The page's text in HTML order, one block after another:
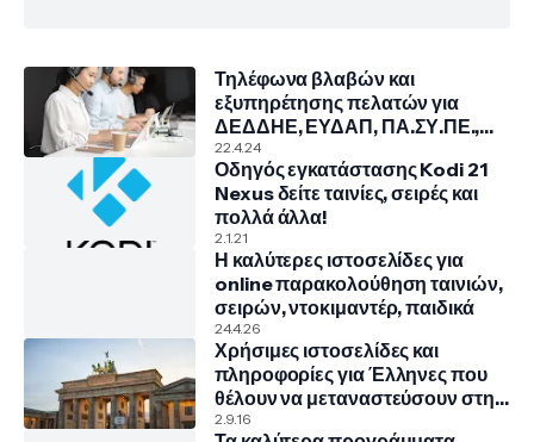
Τηλέφωνα βλαβών και
εξυπηρέτησης πελατών για
ΔΕΔΔΗΕ, ΕΥΔΑΠ, ΠΑ.ΣΥ.ΠΕ.,
COSMOTE, NOVA, VODAFONE
22.4.24
Οδηγός εγκατάστασης Kodi 21
Nexus δείτε ταινίες, σειρές και
πολλά άλλα!
2.1.21
Η καλύτερες ιστοσελίδες για
online παρακολούθηση ταινιών,
σειρών, ντοκιμαντέρ, παιδικά
24.4.26
Χρήσιμες ιστοσελίδες και
πληροφορίες για Έλληνες που
θέλουν να μεταναστεύσουν στην
Γερμανία
2.9.16